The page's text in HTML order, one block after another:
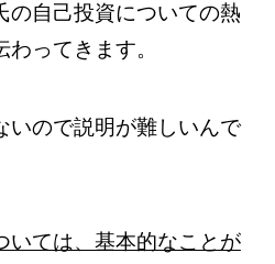
の自己投資についての熱
ってきます。
いので説明が難しいんで
いては、基本的なことが